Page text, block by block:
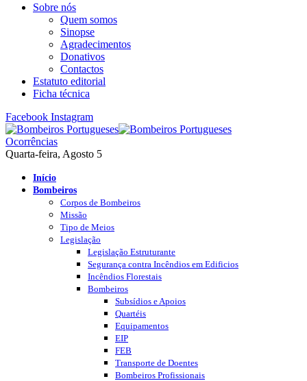
Sobre nós
Quem somos
Sinopse
Agradecimentos
Donativos
Contactos
Estatuto editorial
Ficha técnica
Facebook Instagram
Ocorrências
Quarta-feira, Agosto 5
Início
Bombeiros
Corpos de Bombeiros
Missão
Tipo de Meios
Legislação
Legislação Estruturante
Segurança contra Incêndios em Edificios
Incêndios Florestais
Bombeiros
Subsídios e Apoios
Quartéis
Equipamentos
EIP
FEB
Transporte de Doentes
Bombeiros Profissionais